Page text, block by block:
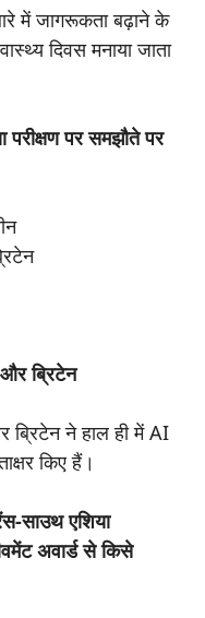
में जागरूकता बढ़ाने के
दिवस मनाया जाता
परीक्षण पर समझौते पर
ब्रिटेन
ब्रिटेन ने हाल ही में AI
किए हैं।
साउथ एशिया
अवार्ड से किसे